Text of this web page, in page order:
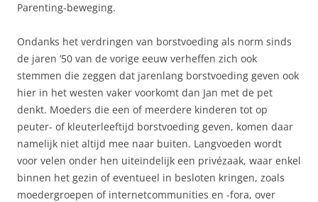
Parenting-beweging.
Ondanks het verdringen van borstvoeding als norm sinds
de jaren ’50 van de vorige eeuw verheffen zich ook
stemmen die zeggen dat jarenlang borstvoeding geven ook
hier in het westen vaker voorkomt dan Jan met de pet
denkt. Moeders die een of meerdere kinderen tot op
peuter- of kleuterleeftijd borstvoeding geven, komen daar
namelijk niet altijd mee naar buiten. Langvoeden wordt
voor velen onder hen uiteindelijk een privézaak, waar enkel
binnen het gezin of eventueel in besloten kringen, zoals
moedergroepen of internetcommunities en -fora, over